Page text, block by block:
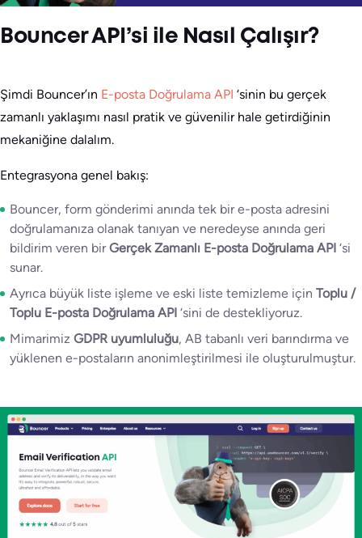
Bouncer API’si ile Nasıl Çalışır?
Şimdi Bouncer’ın E-posta Doğrulama API ‘sinin bu gerçek
zamanlı yaklaşımı nasıl pratik ve güvenilir hale getirdiğinin
mekaniğine dalalım.
Entegrasyona genel bakış:
Bouncer, form gönderimi anında tek bir e-posta adresini
doğrulamanıza olanak tanıyan ve neredeyse anında geri
bildirim veren birGerçek Zamanlı E-posta Doğrulama API ‘si
sunar.
Ayrıca büyük liste işleme ve eski liste temizleme için Toplu /
Toplu E-posta Doğrulama API ‘sini de destekliyoruz.
Mimarimiz GDPR uyumluluğu, AB tabanlı veri barındırma ve
yüklenen e-postaların anonimleştirilmesi ile oluşturulmuştur.